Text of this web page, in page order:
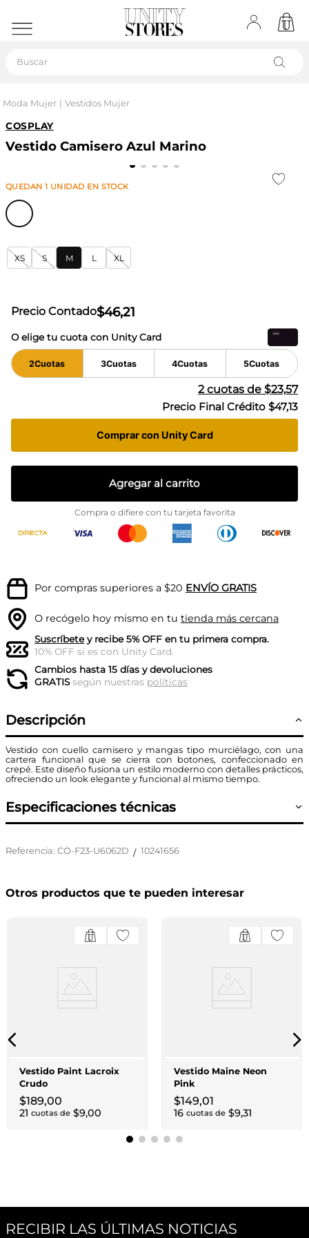
Moda Mujer Vestidos Mujer
COSPLAY
Vestido Camisero Azul Marino
QUEDAN1 UNIDAD EN STOCK
XS S M L XL
Precio Contado$46,21
O elige tu cuota con Unity Card
2Cuotas 3Cuotas 4Cuotas 5Cuotas
2cuotas de $23,57
Precio Final Crédito $47,13
Comprar con Unity Card
Agregar al carrito
Compra o difiere con tu tarjeta favorita
Por compras superiores a $20 ENVÍO GRATIS
O recógelo hoy mismo en tu tienda más cercana
Suscríbetey recibe 5% OFF en tu primera compra.
10% OFF si es con Unity Card.
Cambios hasta 15 días y devoluciones
GRATISsegún nuestras políticas
Descripción
Vestido con cuello camisero y mangas tipo murciélago, con una
cartera funcional que se cierra con botones, confeccionado en
crepé. Este diseño fusiona un estilo moderno con detalles prácticos,
ofreciendo un look elegante y funcional al mismo tiempo.
Especificaciones técnicas
Referencia: CO-F23-U6062D / 10241656
Otros productos que te pueden interesar
Vestido Paint Lacroix
Crudo
$189,00
21 cuotas de $9,00
Vestido Maine Neon
Pink
$149,01
16 cuotas de $9,31
RECIBIR LAS ÚLTIMAS NOTICIAS